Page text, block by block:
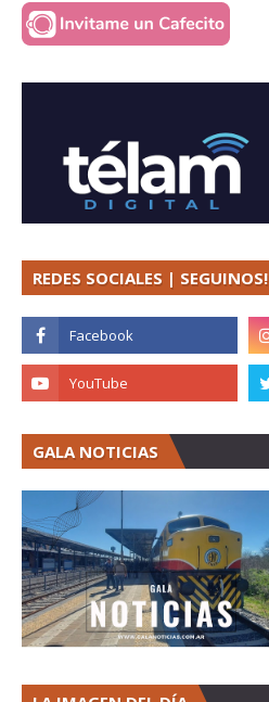
REDES SOCIALES | SEGUINOS!
GALA NOTICIAS